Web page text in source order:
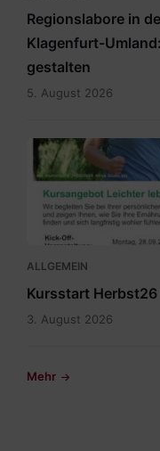
Regionslabore in
Klagenfurt-
gestalten
5. August 2026
04.pdf
ALLGEMEIN
Kursstart Herbst26
3. August 2026
Mehr